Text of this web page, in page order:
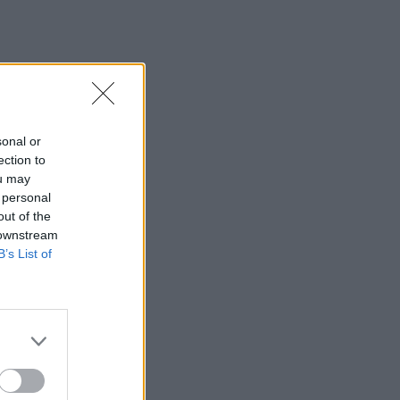
or
to
may
of the
List of